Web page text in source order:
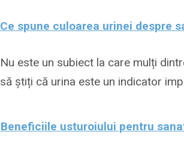
Ce spune culoarea urinei despre
Nu este un subiect la care mulți
să știți că urina este un indicator
Beneficiile usturoiului pentru